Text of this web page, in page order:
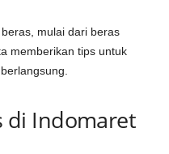
mulai dari beras
memberikan tips untuk
di Indomaret